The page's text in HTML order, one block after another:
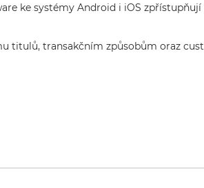
ke systémy Android i iOS
titulů, transakčním způsobům oraz